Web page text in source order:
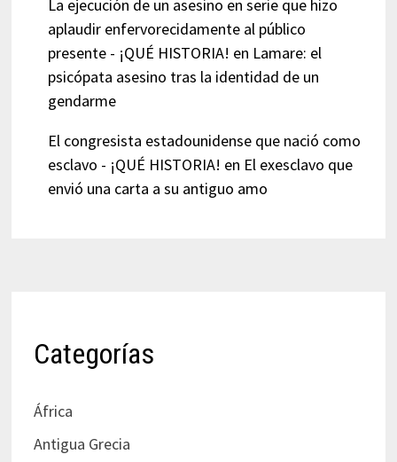
La ejecución de un asesino en serie que hizo
aplaudir enfervorecidamente al público
presente - ¡QUÉ HISTORIA! en Lamare: el
psicópata asesino tras la identidad de un
gendarme
El congresista estadounidense que nació como
esclavo - ¡QUÉ HISTORIA! en El exesclavo que
envió una carta a su antiguo amo
Categorías
África
Antigua Grecia